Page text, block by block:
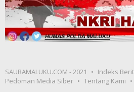
SAURAMALUKU.COM - 2021
Indeks
Pedoman Media Siber
Tentang Kami